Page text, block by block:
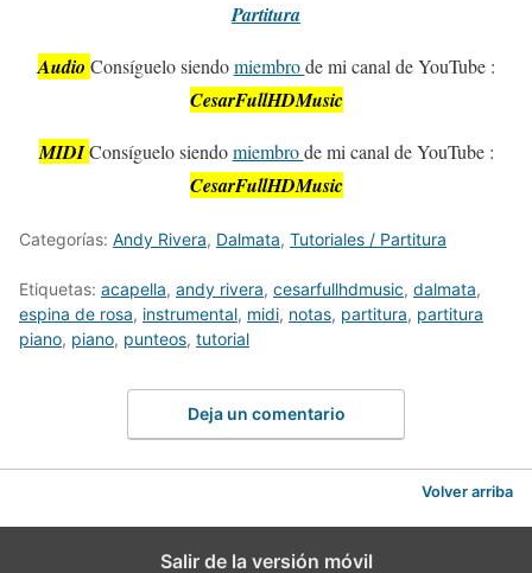
Partitura
Audio Consíguelo siendomiembrode mi canal de YouTube :
CesarFullHDMusic
MIDI Consíguelo siendomiembrode mi canal de YouTube :
CesarFullHDMusic
Categorías: Andy Rivera, Dalmata, Tutoriales / Partitura
Etiquetas: acapella, andy rivera, cesarfullhdmusic, dalmata,
espina de rosa, instrumental, midi, notas, partitura, partitura
piano, piano, punteos, tutorial
Deja un comentario
Volver arriba
Salir de la versión móvil